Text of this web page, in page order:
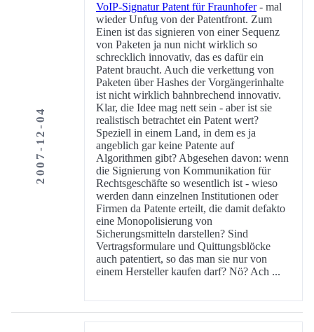
2007-12-04
VoIP-Signatur Patent für Fraunhofer- mal
wieder Unfug von der Patentfront. Zum
Einen ist das signieren von einer Sequenz
von Paketen ja nun nicht wirklich so
schrecklich innovativ, das es dafür ein
Patent braucht. Auch die verkettung von
Paketen über Hashes der Vorgängerinhalte
ist nicht wirklich bahnbrechend innovativ.
Klar, die Idee mag nett sein - aber ist sie
realistisch betrachtet ein Patent wert?
Speziell in einem Land, in dem es ja
angeblich gar keine Patente auf
Algorithmen gibt? Abgesehen davon: wenn
die Signierung von Kommunikation für
Rechtsgeschäfte so wesentlich ist - wieso
werden dann einzelnen Institutionen oder
Firmen da Patente erteilt, die damit defakto
eine Monopolisierung von
Sicherungsmitteln darstellen? Sind
Vertragsformulare und Quittungsblöcke
auch patentiert, so das man sie nur von
einem Hersteller kaufen darf? Nö? Ach ...